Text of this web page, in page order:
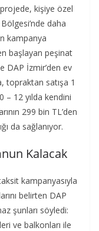
kişiye özel
daha
kampanya
başlayan peşinat
DAP İzmir’den ev
topraktan satışa 1
– 12 yılda kendini
299 bin TL’den
da sağlanıyor.
Kalacak
kampanyasıyla
belirten DAP
şunları söyledi:
ve balkonları ile